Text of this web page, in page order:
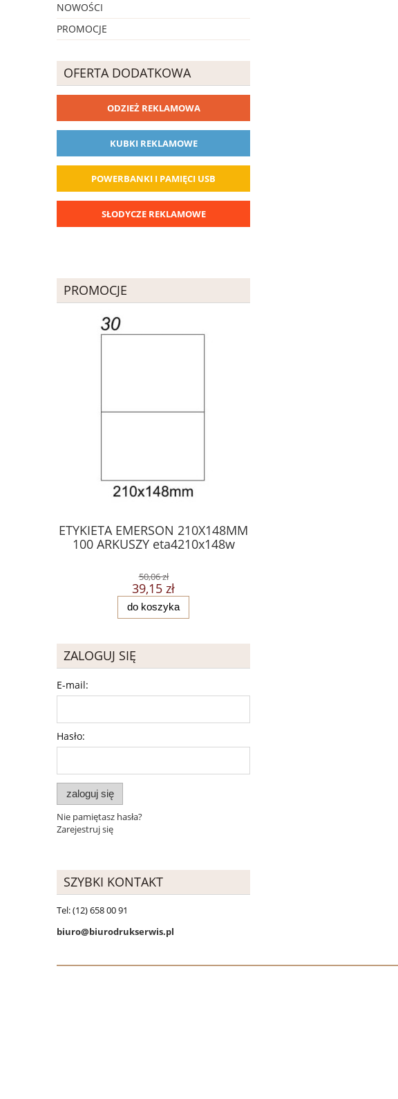
NOWOŚCI
PROMOCJE
OFERTA DODATKOWA
ODZIEŻ REKLAMOWA
KUBKI REKLAMOWE
POWERBANKI I PAMIĘCI USB
SŁODYCZE REKLAMOWE
PROMOCJE
ETYKIETA EMERSON 210X148MM
100 ARKUSZY eta4210x148w
50,06 zł
39,15 zł
do koszyka
ZALOGUJ SIĘ
E-mail:
Hasło:
zaloguj się
Nie pamiętasz hasła?
Zarejestruj się
SZYBKI KONTAKT
Tel: (12) 658 00 91
biuro@biurodrukserwis.pl